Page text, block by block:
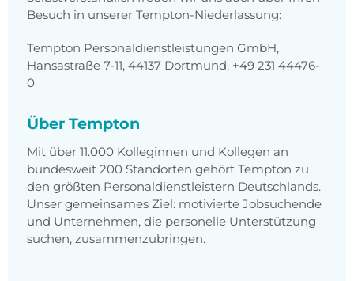
Besuch in unserer Tempton-Niederlassung:
Tempton Personaldienstleistungen GmbH,
Hansastraße 7-11, 44137 Dortmund, +49 231 44476-
0
Über Tempton
Mit über 11.000 Kolleginnen und Kollegen an
bundesweit 200 Standorten gehört Tempton zu
den größten Personaldienstleistern Deutschlands.
Unser gemeinsames Ziel: motivierte Jobsuchende
und Unternehmen, die personelle Unterstützung
suchen, zusammenzubringen.